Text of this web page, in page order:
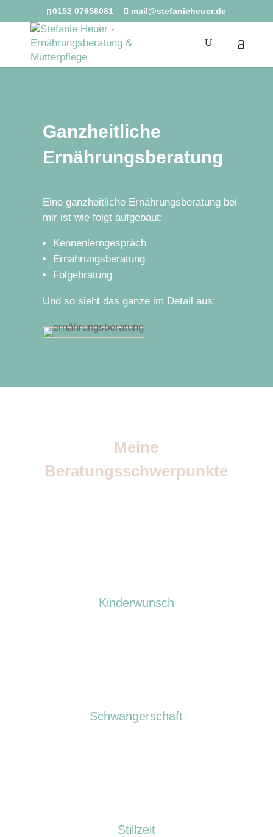
0152 07958081 mail@stefanieheuer.de
Ganzheitliche
Ernährungsberatung
Eine ganzheitliche Ernährungsberatung bei
mir ist wie folgt aufgebaut:
Kennenlerngespräch
Ernährungsberatung
Folgebratung
Und so sieht das ganze im Detail aus:
Meine
Beratungsschwerpunkte
Kinderwunsch
Schwangerschaft
Stillzeit